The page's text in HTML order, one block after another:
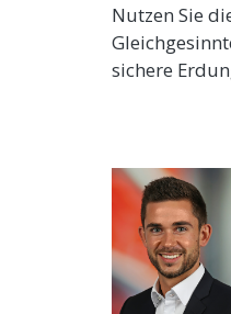
Nutzen Sie
sichere